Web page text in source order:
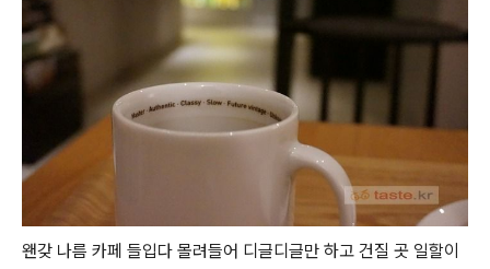
왠갖 나름 카페 들입다 몰려들어 디글디글만 하고 건질 곳 일할이